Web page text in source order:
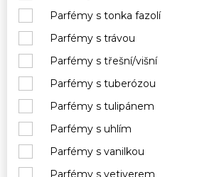
Parfémy s tonka fazolí
Parfémy s trávou
Parfémy s třešní/višní
Parfémy s tuberózou
Parfémy s tulipánem
Parfémy s uhlím
Parfémy s vanilkou
Parfémy s vetiverem